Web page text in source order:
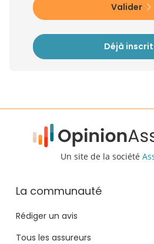
Valider
Déjà inscrit
Un site de la société
La communauté
Rédiger un avis
Tous les assureurs